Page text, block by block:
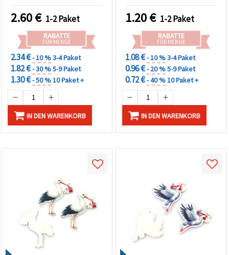
2.60€ 1-2 Paket
RABATTE
FÜR MENGE
2.34 €- 10 %3-4 Paket
1.82 €- 30 %5-9 Paket
1.30 €- 50 %10 Paket +
IN DEN WARENKORB
1.20€ 1-2 Paket
RABATTE
FÜR MENGE
1.08 €- 10 %3-4 Paket
0.96 €- 20 %5-9 Paket
0.72 €- 40 %10 Paket +
IN DEN WARENKORB